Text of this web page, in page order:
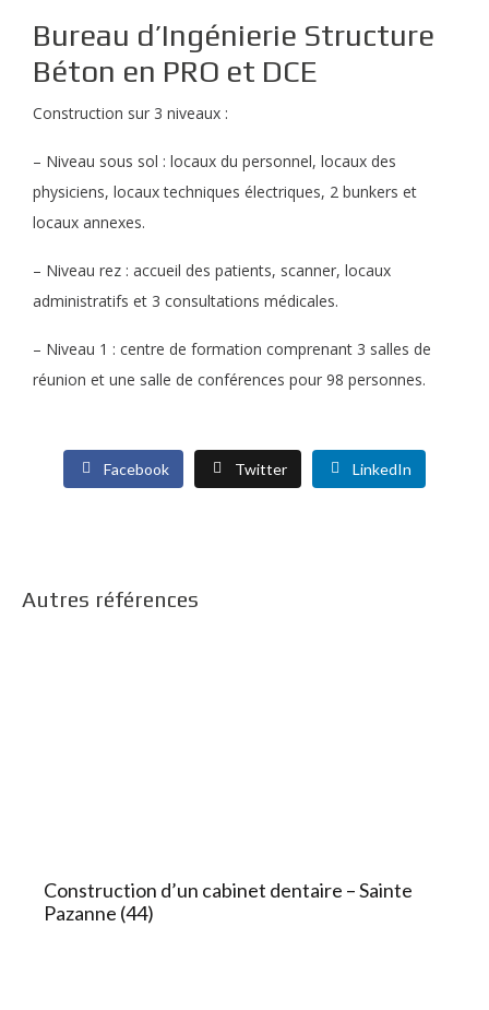
Bureau d’Ingénierie Structure
Béton en PRO et DCE
Construction sur 3 niveaux :
– Niveau sous sol : locaux du personnel, locaux des
physiciens, locaux techniques électriques, 2 bunkers et
locaux annexes.
– Niveau rez : accueil des patients, scanner, locaux
administratifs et 3 consultations médicales.
– Niveau 1 : centre de formation comprenant 3 salles de
réunion et une salle de conférences pour 98 personnes.
Facebook Twitter LinkedIn
Autres références
Construction d’un cabinet dentaire – Sainte
Pazanne (44)